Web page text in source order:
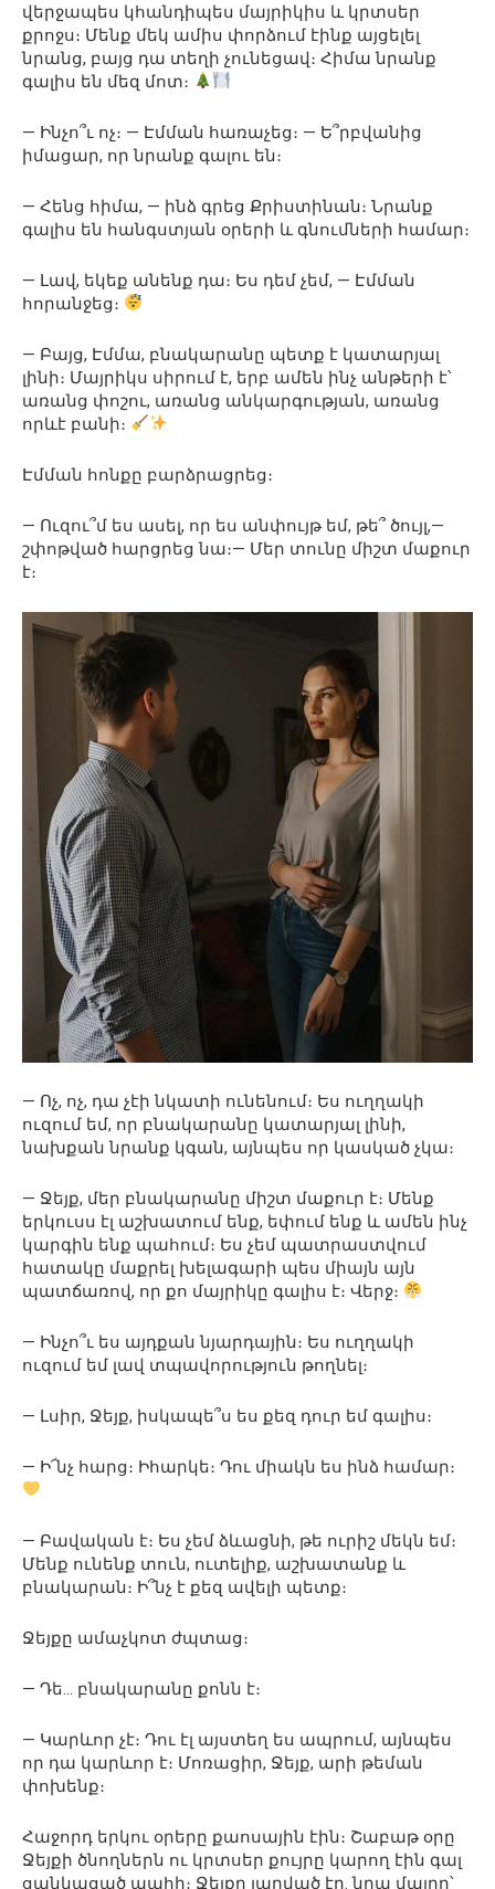
վերջապես կհանդիպես մայրիկիս և կրտսեր
քրոջս։ Մենք մեկ ամիս փորձում էինք այցելել
նրանց, բայց դա տեղի չունեցավ։ Հիմա նրանք
գալիս են մեզ մոտ։
— Ինչո՞ւ ոչ։ — Էմման հառաչեց։ — Ե՞րբվանից
իմացար, որ նրանք գալու են։
— Հենց հիմա, — ինձ գրեց Քրիստինան։ Նրանք
գալիս են հանգստյան օրերի և գնումների համար։
— Լավ, եկեք անենք դա։ Ես դեմ չեմ, — Էմման
հորանջեց։
— Բայց, Էմմա, բնակարանը պետք է կատարյալ
լինի։ Մայրիկս սիրում է, երբ ամեն ինչ անթերի է՝
առանց փոշու, առանց անկարգության, առանց
որևէ բանի։
Էմման հոնքը բարձրացրեց։
— Ուզու՞մ ես ասել, որ ես անփույթ եմ, թե՞ ծույլ,—
շփոթված հարցրեց նա։— Մեր տունը միշտ մաքուր
է։
— Ոչ, ոչ, դա չէի նկատի ունենում։ Ես ուղղակի
ուզում եմ, որ բնակարանը կատարյալ լինի,
նախքան նրանք կգան, այնպես որ կասկած չկա։
— Ջեյք, մեր բնակարանը միշտ մաքուր է։ Մենք
երկուսս էլ աշխատում ենք, եփում ենք և ամեն ինչ
կարգին ենք պահում։ Ես չեմ պատրաստվում
հատակը մաքրել խելագարի պես միայն այն
պատճառով, որ քո մայրիկը գալիս է։ Վերջ։
— Ինչո՞ւ ես այդքան նյարդային։ Ես ուղղակի
ուզում եմ լավ տպավորություն թողնել։
— Լսիր, Ջեյք, իսկապե՞ս ես քեզ դուր եմ գալիս։
— Ի՜նչ հարց։ Իհարկե։ Դու միակն ես ինձ համար։
— Բավական է։ Ես չեմ ձևացնի, թե ուրիշ մեկն եմ։
Մենք ունենք տուն, ուտելիք, աշխատանք և
բնակարան։ Ի՞նչ է քեզ ավելի պետք։
Ջեյքը ամաչկոտ ժպտաց։
— Դե… բնակարանը քոնն է։
— Կարևոր չէ։ Դու էլ այստեղ ես ապրում, այնպես
որ դա կարևոր է։ Մոռացիր, Ջեյք, արի թեման
փոխենք։
Հաջորդ երկու օրերը քաոսային էին։ Շաբաթ օրը
Ջեյքի ծնողներն ու կրտսեր քույրը կարող էին գալ
ցանկացած պահի։ Ջեյքը լարված էր. նրա մայրը՝